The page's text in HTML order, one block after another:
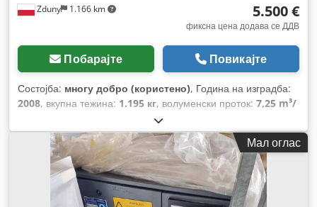
Zduny 1.166 km 5.500 €
фиксна цена додава се ДДВ
Побарајте Повикајте
Состојба: многу добро (користено), Година на изградба:
2008, вкупна тежина: 1.195 кг, волуменски проток: 7,25 m³/
13 греда, влезен напон:
Мал оглас